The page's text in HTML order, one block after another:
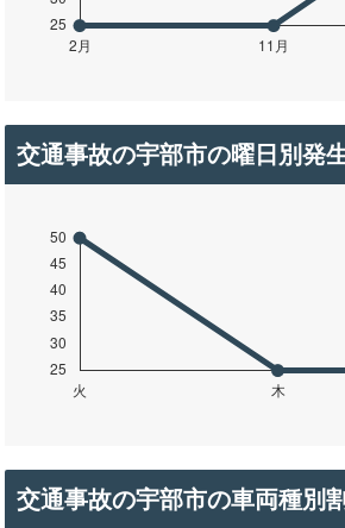
交通事故の宇部市の曜日別発
交通事故の宇部市の車両種別